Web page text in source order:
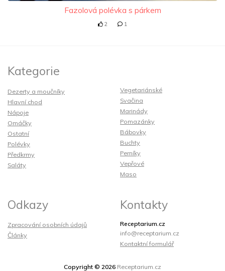
Fazolová polévka s párkem
2 1
Kategorie
Dezerty a moučníky
Hlavní chod
Nápoje
Omáčky
Ostatní
Polévky
Předkrmy
Saláty
Vegetariánské
Svačina
Marinády
Pomazánky
Bábovky
Buchty
Perníky
Vepřové
Maso
Odkazy
Zpracování osobních údajů
Články
Kontakty
Receptarium.cz
info@receptarium.cz
Kontaktní formulář
Copyright © 2026 Receptarium.cz